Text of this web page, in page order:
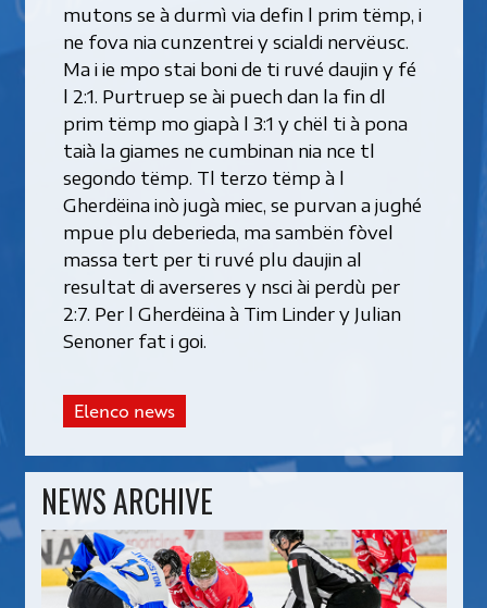
mutons se à durmì via defin l prim tëmp, i
ne fova nia cunzentrei y scialdi nervëusc.
Ma i ie mpo stai boni de ti ruvé daujin y fé
l 2:1. Purtruep se ài puech dan la fin dl
prim tëmp mo giapà l 3:1 y chël ti à pona
taià la giames ne cumbinan nia nce tl
segondo tëmp. Tl terzo tëmp à l
Gherdëina inò jugà miec, se purvan a jughé
mpue plu deberieda, ma sambën fòvel
massa tert per ti ruvé plu daujin al
resultat di averseres y nsci ài perdù per
2:7. Per l Gherdëina à Tim Linder y Julian
Senoner fat i goi.
Elenco news
NEWS ARCHIVE